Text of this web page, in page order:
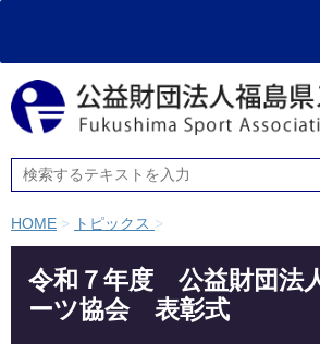
HOME > トピックス >
令和７年度 公益財団法
ーツ協会 表彰式